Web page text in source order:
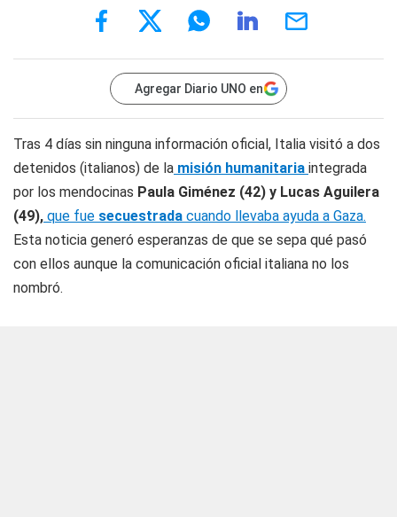
Agregar Diario UNO en
Tras 4 días sin ninguna información oficial, Italia visitó a dos
detenidos (italianos) de la misión humanitaria integrada
por los mendocinas Paula Giménez (42) y Lucas Aguilera
(49), que fue secuestrada cuando llevaba ayuda a Gaza.
Esta noticia generó esperanzas de que se sepa qué pasó
con ellos aunque la comunicación oficial italiana no los
nombró.